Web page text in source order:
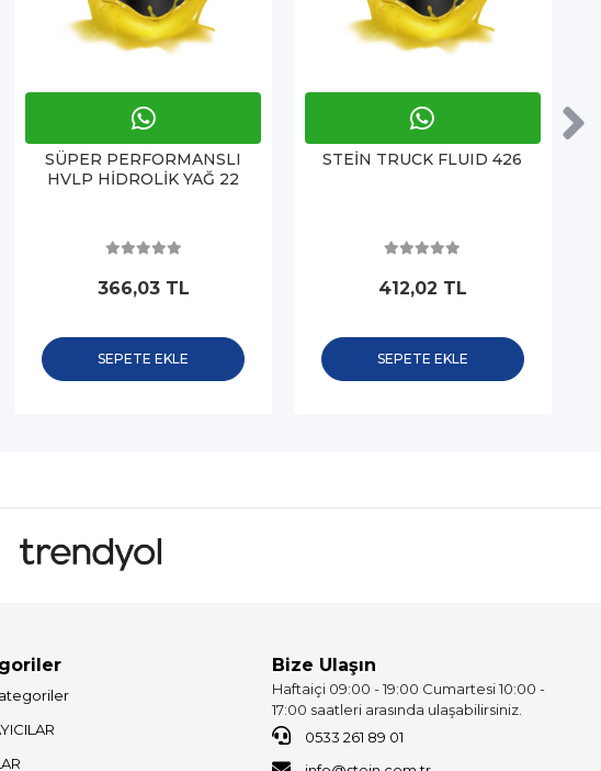
SÜPER PERFORMANSLI
HVLP HİDROLİK YAĞ 22
366,03 TL
SEPETE EKLE
STEİN TRUCK FLUID 426
412,02 TL
SEPETE EKLE
Bize Ulaşın
Haftaiçi 09:00 - 19:00 Cumartesi 10:00 -
17:00 saatleri arasında ulaşabilirsiniz.
0533 261 89 01